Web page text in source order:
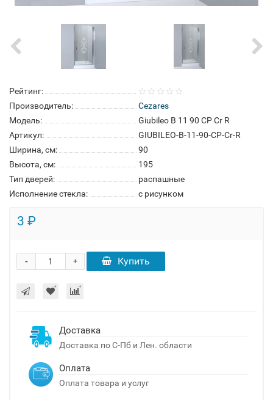
Рейтинг:
Производитель:
Cezares
Модель:
Giubileo B 11 90 CP Cr R
Артикул:
GIUBILEO-B-11-90-CP-Cr-R
Ширина, см:
90
Высота, см:
195
Тип дверей:
распашные
Исполнение стекла:
с рисунком
3 ₽
+
- Купить
Доставка
Доставка по С-Пб и Лен. области
Оплата
Оплата товара и услуг